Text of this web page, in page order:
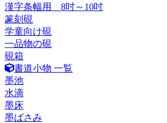
漢字条幅用 8吋～10吋
篆刻硯
学童向け硯
一品物の硯
硯箱
書道小物 一覧
墨池
水滴
墨床
墨ばさみ